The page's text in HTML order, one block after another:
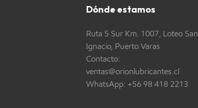
Dónde estamos
Ruta 5 Sur Km. 1007, Loteo San
Ignacio, Puerto Varas
Contacto:
ventas@orionlubricantes.cl
WhatsApp: +56 98 418 2213